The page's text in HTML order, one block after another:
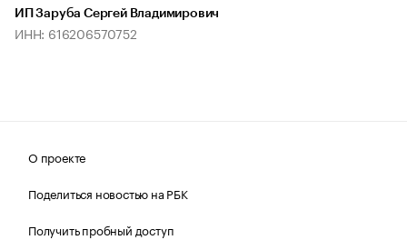
ИП Заруба Сергей Владимирович
ИНН: 616206570752
О проекте
Поделиться новостью на РБК
Получить пробный доступ